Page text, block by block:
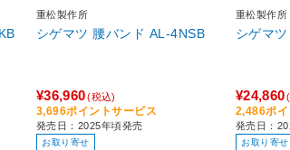
重松製作所
シゲマツ 腰バンド AL-4NSB
¥36,960(税込)
3,696ポイントサービス
発売日：2025年頃発売
お取り寄せ
重松製作所
シゲマ
¥24,860
2,486ポイ
発売日：
お取り寄せ